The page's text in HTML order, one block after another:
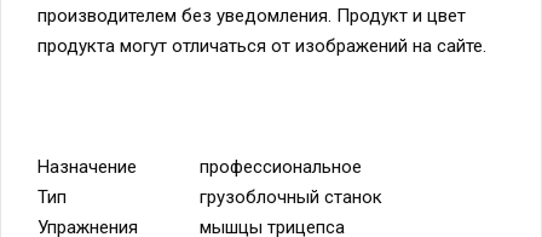
производителем без уведомления. Продукт и цвет
продукта могут отличаться от изображений на сайте.
Назначение
профессиональное
Тип
грузоблочный станок
Упражнения
мышцы трицепса